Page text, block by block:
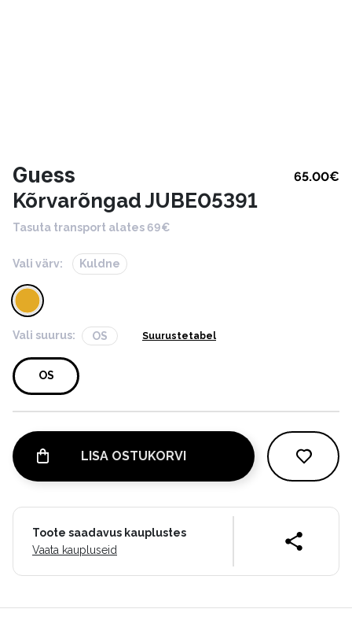
Guess 65.00€
Kõrvarõngad JUBE05391
Tasuta transport alates 69€
Vali värv: Kuldne
Vali suurus: OS Suurustetabel
OS
LISA OSTUKORVI
Toote saadavus kauplustes
Vaata kaupluseid